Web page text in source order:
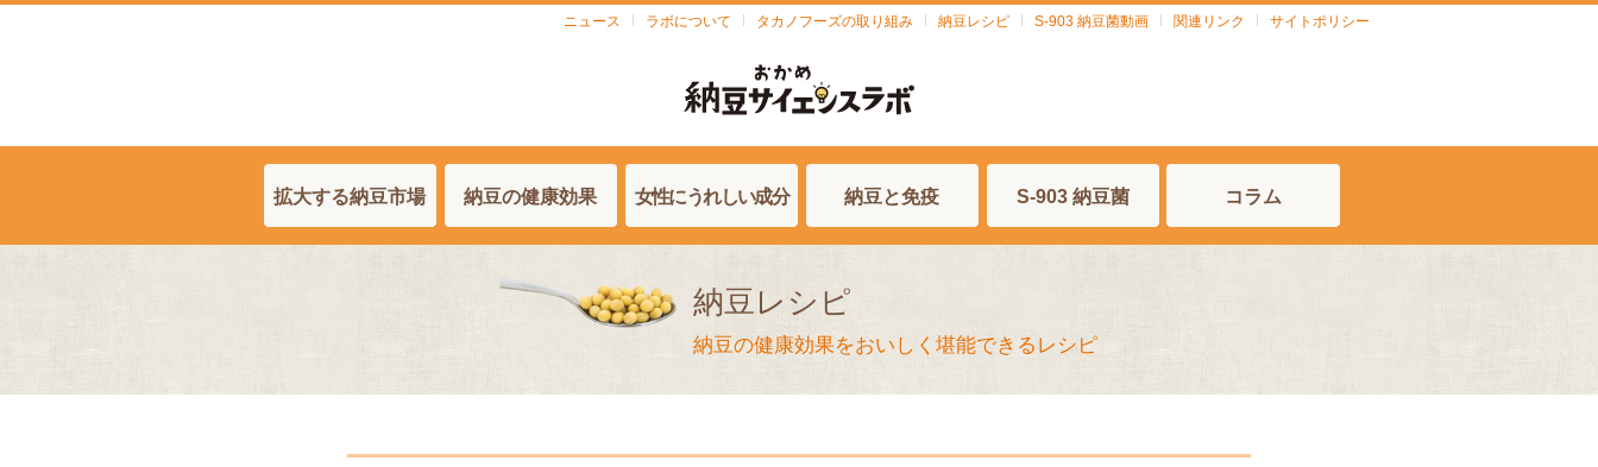
ニュース ラボについて タカノフーズの取り組み 納豆レシピ S-903 納豆菌動画 関連リンク サイトポリシー
拡大する納豆市場 納豆の健康効果 女性にうれしい成分 納豆と免疫 S-903 納豆菌 コラム
納豆レシピ
納豆の健康効果をおいしく堪能できるレシピ